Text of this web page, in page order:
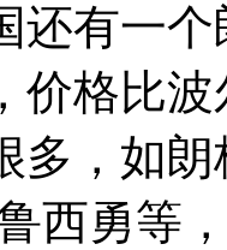
还有一
价格比
多，如
西勇等